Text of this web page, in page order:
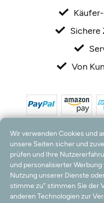
Sichere
Von
*Alle Preise inkl. MwSt. und zzgl.
nur innerhalb
Hinweis:
Wir nutzen Ihre E-Mail
werden können. Ihre Daten
Wir verwenden Cookies und
unsere Seiten sicher und
prüfen und Ihre
und personalisierter
Nutzung unserer Dienste
stimme zu“ stimmen Sie der
anderen Technologien zur